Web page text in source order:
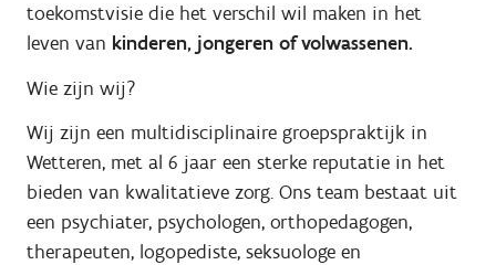
toekomstvisie die het verschil wil maken in het
leven van kinderen, jongeren of volwassenen.
Wie zijn wij?
Wij zijn een multidisciplinaire groepspraktijk in
Wetteren, met al 6 jaar een sterke reputatie in het
bieden van kwalitatieve zorg. Ons team bestaat uit
een psychiater, psychologen, orthopedagogen,
therapeuten, logopediste, seksuologe en